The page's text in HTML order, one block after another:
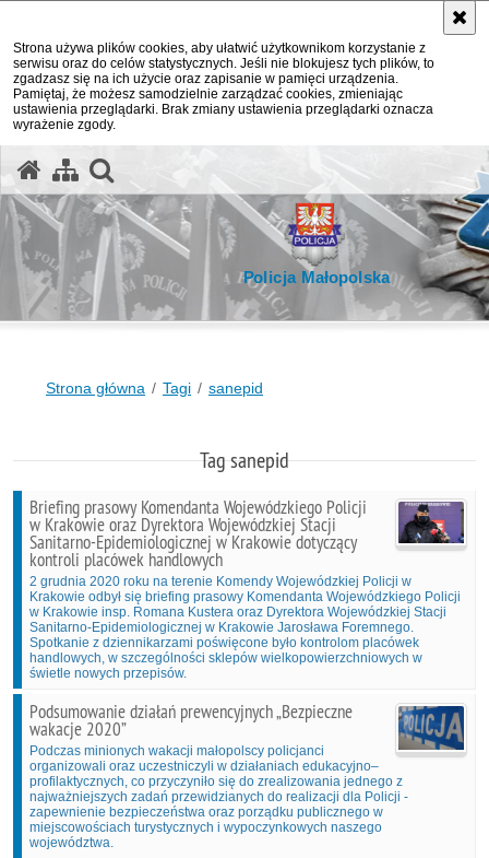
Strona używa plików cookies, aby ułatwić użytkownikom korzystanie z
serwisu oraz do celów statystycznych. Jeśli nie blokujesz tych plików, to
zgadzasz się na ich użycie oraz zapisanie w pamięci urządzenia.
Pamiętaj, że możesz samodzielnie zarządzać cookies, zmieniając
ustawienia przeglądarki. Brak zmiany ustawienia przeglądarki oznacza
wyrażenie zgody.
Policja Małopolska
Strona główna Tagi sanepid
Tag sanepid
Briefing prasowy Komendanta Wojewódzkiego Policji
w Krakowie oraz Dyrektora Wojewódzkiej Stacji
Sanitarno-Epidemiologicznej w Krakowie dotyczący
kontroli placówek handlowych
2 grudnia 2020 roku na terenie Komendy Wojewódzkiej Policji w
Krakowie odbył się briefing prasowy Komendanta Wojewódzkiego Policji
w Krakowie insp. Romana Kustera oraz Dyrektora Wojewódzkiej Stacji
Sanitarno-Epidemiologicznej w Krakowie Jarosława Foremnego.
Spotkanie z dziennikarzami poświęcone było kontrolom placówek
handlowych, w szczególności sklepów wielkopowierzchniowych w
świetle nowych przepisów.
Podsumowanie działań prewencyjnych „Bezpieczne
wakacje 2020”
Podczas minionych wakacji małopolscy policjanci
organizowali oraz uczestniczyli w działaniach edukacyjno–
profilaktycznych, co przyczyniło się do zrealizowania jednego z
najważniejszych zadań przewidzianych do realizacji dla Policji -
zapewnienie bezpieczeństwa oraz porządku publicznego w
miejscowościach turystycznych i wypoczynkowych naszego
województwa.